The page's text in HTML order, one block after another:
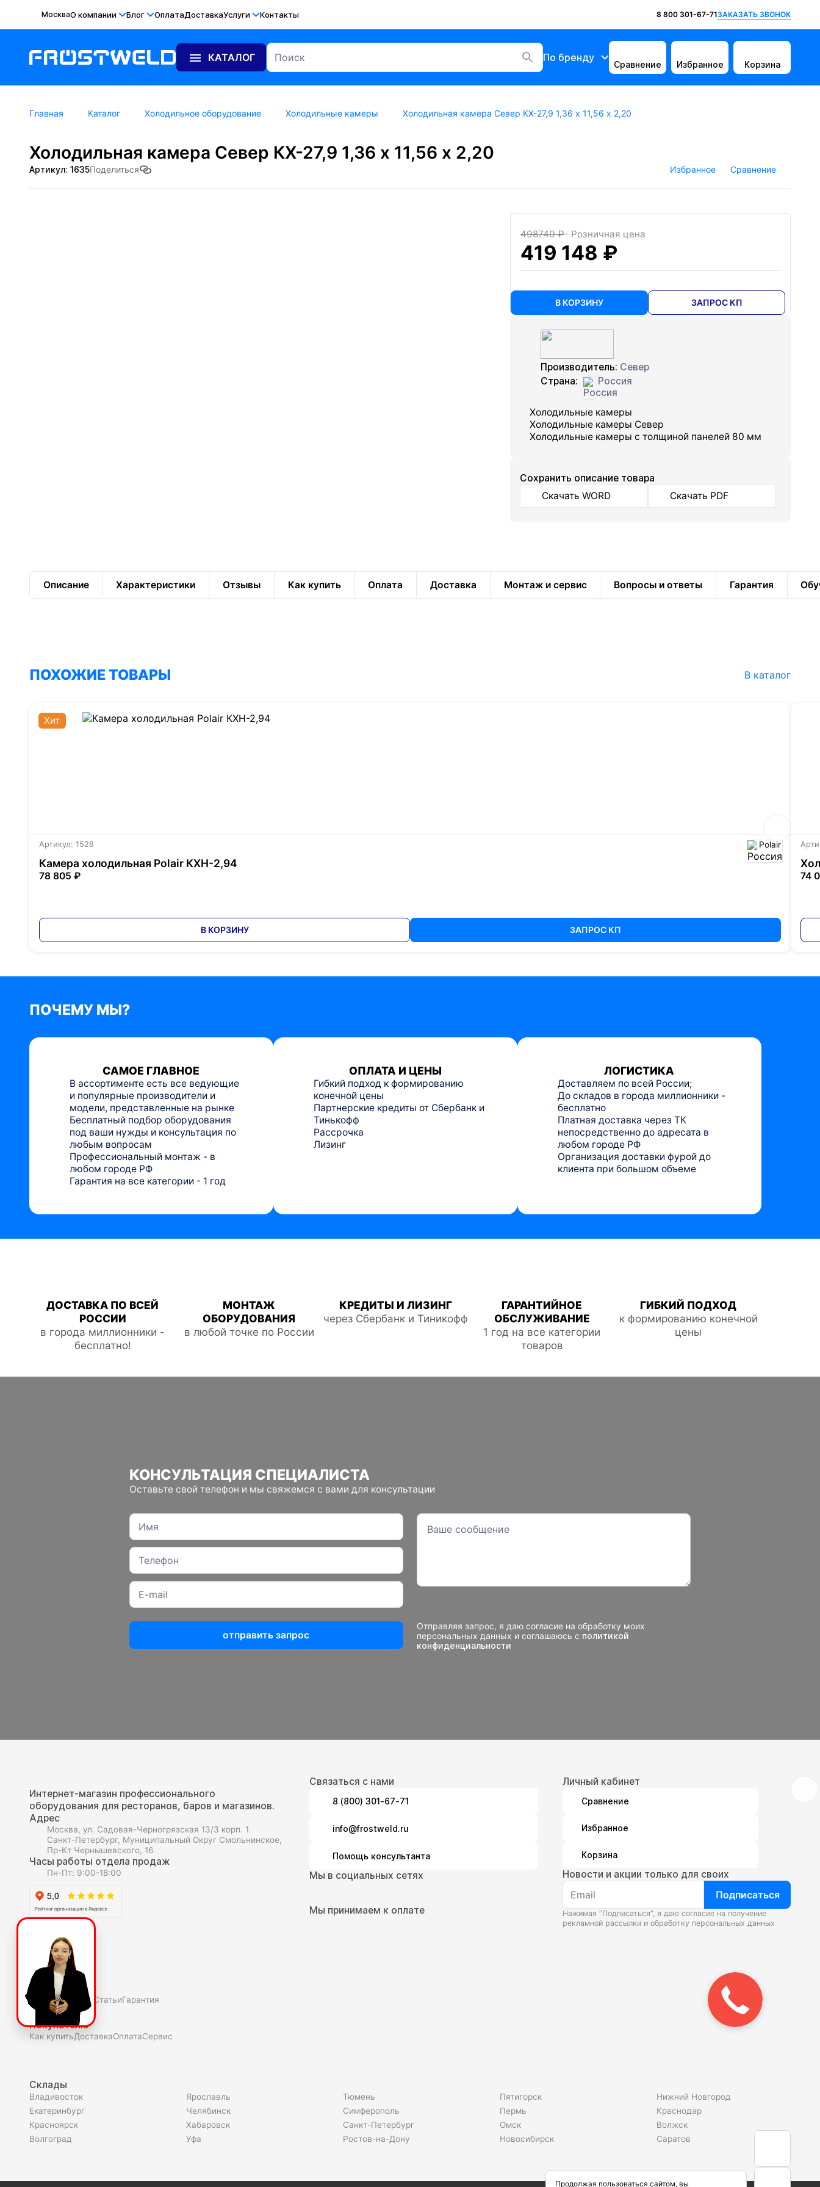
МоскваО компании Блог ОплатаДоставкаУслуги Контакты 8 800 301-67-71ЗАКАЗАТЬ ЗВОНОК
КАТАЛОГ По бренду
Сравнение Избранное Корзина
Главная Каталог Холодильное оборудование Холодильные камеры Холодильная камера Север КХ-27,9 1,36 х 11,56 х 2,20
Холодильная камера Север КХ-27,9 1,36 х 11,56 х 2,20
Артикул: 1635Поделиться Избранное Сравнение
498740 ₽- Розничная цена
419 148 ₽
В КОРЗИНУ ЗАПРОС КП
Производитель: Север
Страна:
Россия
Холодильные камеры
Холодильные камеры Север
Холодильные камеры с толщиной панелей 80 мм
Cохранить описание товара
Скачать WORD
Скачать PDF
Описание Характеристики Отзывы Как купить Оплата Доставка Монтаж и сервис Вопросы и ответы Гарантия
ПОХОЖИЕ ТОВАРЫ В каталог
Артикул: 1528 Polair
Камера холодильная Polair КХН-2,94
Хит
78 805 ₽
В КОРЗИНУ ЗАПРОС КП
74
ПОЧЕМУ МЫ?
САМОЕ ГЛАВНОЕ
В ассортименте есть все ведующие
и популярные производители и
модели, представленные на рынке
Бесплатный подбор оборудования
под ваши нужды и консультация по
любым вопросам
Профессиональный монтаж - в
любом городе РФ
Гарантия на все категории - 1 год
ОПЛАТА И ЦЕНЫ
Гибкий подход к формированию
конечной цены
Партнерские кредиты от Сбербанк и
Тинькофф
Рассрочка
Лизинг
ЛОГИСТИКА
Доставляем по всей России;
До складов в города миллионники -
бесплатно
Платная доставка через ТК
непосредственно до адресата в
любом городе РФ
Организация доставки фурой до
клиента при большом объеме
ДОСТАВКА ПО ВСЕЙ
РОССИИ
в города миллионники -
бесплатно!
МОНТАЖ
ОБОРУДОВАНИЯ
в любой точке по России
КРЕДИТЫ И ЛИЗИНГ
через Сбербанк и Тиникофф
ГАРАНТИЙНОЕ
ОБСЛУЖИВАНИЕ
1 год на все категории
товаров
ГИБКИЙ ПОДХОД
к формированию конечной
цены
КОНСУЛЬТАЦИЯ СПЕЦИАЛИСТА
Оставьте свой телефон и мы свяжемся с вами для консультации
отправить запрос
Отправляя запрос, я даю согласие на обработку моих
персональных данных и соглашаюсь с политикой
конфиденциальности
Интернет-магазин профессионального
оборудования для ресторанов, баров и магазинов.
Адрес
Москва, ул. Садовая-Черногрязская 13/3 корп. 1
Санкт-Петербург, Муниципальный Округ Смольнинское,
Пр-Кт Чернышевского, 16
Часы работы отдела продаж
Пн-Пт: 9:00-18:00
О компаниии
О нас
Полезное
Скидки и акции СтатьиГарантия
Покупателю
Как купитьДоставкаОплатаСервис
Связаться с нами
8 (800) 301-67-71
info@frostweld.ru
Помощь консультанта
Мы в социальных сетях
Мы принимаем к оплате
Личный кабинет
Сравнение
Избранное
Корзина
Новости и акции только для своих
Подписаться
Нажимая “Подписаться”, я даю согласие на получение
рекламной рассылки и обработку персональных данных
Склады
Владивосток
Екатеринбург
Красноярск
Волгоград
Ярославль
Челябинск
Хабаровск
Уфа
Тюмень
Симферополь
Санкт-Петербург
Ростов-на-Дону
Пятигорск
Пермь
Омск
Новосибирск
Нижний Новгород
Краснодар
Волжск
Саратов
Продолжая пользоваться сайтом, вы
Закажите
звонок!